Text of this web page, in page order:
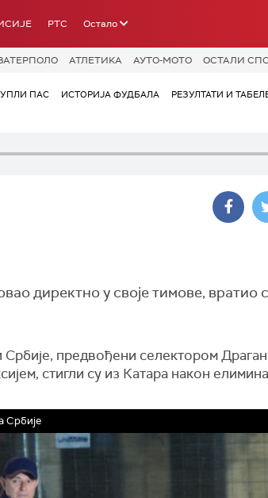
РТС Остало
АТЛЕТИКА АУТО-МОТО ОСТАЛИ
ПАС ИСТОРИЈА ФУДБАЛА РЕЗУЛТАТИ И
директно у своје тимове, вратио
Србије, предвођени селектором
стигли су из Катара након
Србије